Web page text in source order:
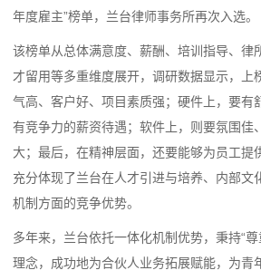
年度雇主”榜单，兰台律师事务所再次入选。
该榜单从总体满意度、薪酬、培训指导、律
才留用等多重维度展开，调研数据显示，上
气高、客户好、项目素质强；硬件上，要有
有竞争力的薪资待遇；软件上，则要氛围佳
大；最后，在精神层面，还要能够为员工提
充分体现了兰台在人才引进与培养、内部文
机制方面的竞争优势。
多年来，兰台依托一体化机制优势，秉持“
理念，成功地为合伙人业务拓展赋能，为青